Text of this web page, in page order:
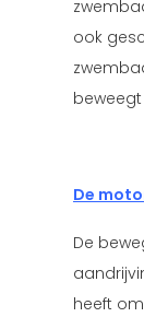
ook
De
De
heeft